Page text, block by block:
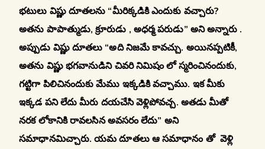
భటులు విష్ణు దూతలను “మీరిక్కడికి ఎందుకు వచ్చారు?
అతను పాపాత్ముడు, క్రూరుడు , అధర్మ పరుడు” అని అన్నారు .
అప్పుడు విష్ణు దూతలు “అది నిజమే కావచ్చు. అయినప్పటికీ,
అతను విష్ణు భగవానుడిని చివరి నిమిషం లో స్మరించినందుకు,
గట్టిగా పిలిచినందుకు మేము ఇక్కడికి వచ్చాము. ఇక మీకు
ఇక్కడ పని లేదు మీరు దయచేసి వెళ్లిపోవచ్చ. అతడు మీతో
నరక లోకానికి రావలసిన అవసరం లేదు” అని
సమాధానమిచ్చారు. యమ దూతలు ఆ సమాధానం తో వెళ్లి